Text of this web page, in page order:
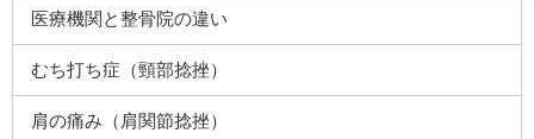
医療機関と整骨院の違い
むち打ち症（頸部捻挫）
肩の痛み（肩関節捻挫）